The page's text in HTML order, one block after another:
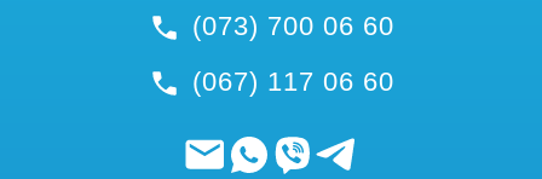
(073) 700 06 60
(067) 117 06 60